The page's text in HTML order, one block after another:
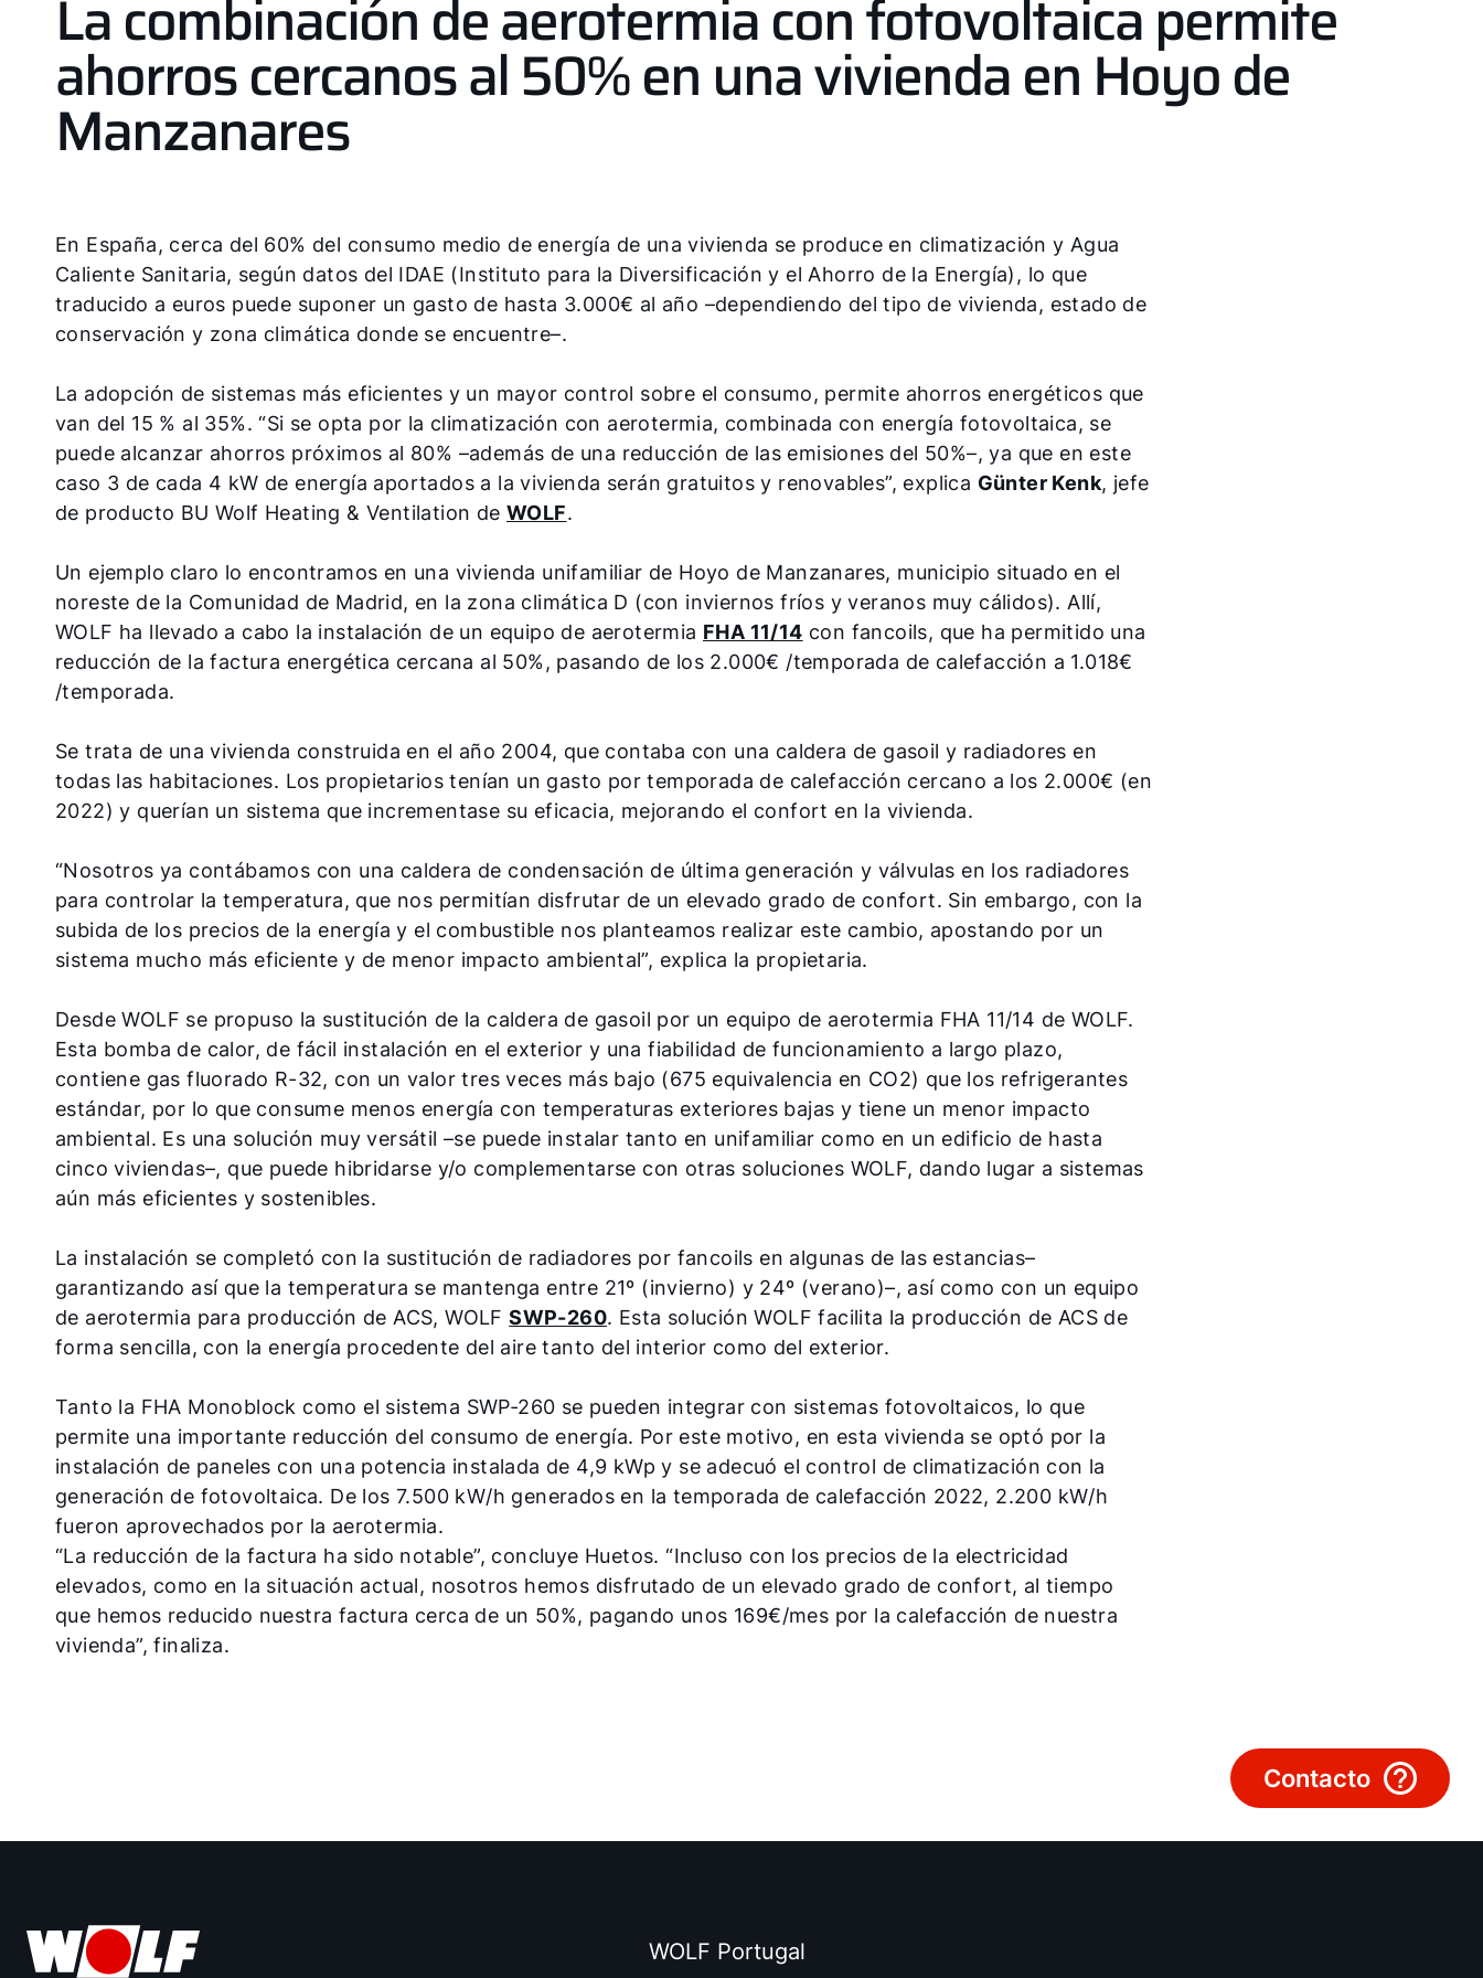
La combinación de aerotermia con fotovoltaica permite
ahorros cercanos al 50% en una vivienda en Hoyo de
Manzanares
En España, cerca del 60% del consumo medio de energía de una vivienda se produce en climatización y Agua
Caliente Sanitaria, según datos del IDAE (Instituto para la Diversificación y el Ahorro de la Energía), lo que
traducido a euros puede suponer un gasto de hasta 3.000€ al año –dependiendo del tipo de vivienda, estado de
conservación y zona climática donde se encuentre–.
La adopción de sistemas más eficientes y un mayor control sobre el consumo, permite ahorros energéticos que
van del 15 % al 35%. “Si se opta por la climatización con aerotermia, combinada con energía fotovoltaica, se
puede alcanzar ahorros próximos al 80% –además de una reducción de las emisiones del 50%–, ya que en este
caso 3 de cada 4 kW de energía aportados a la vivienda serán gratuitos y renovables”, explica Günter Kenk, jefe
de producto BU Wolf Heating & Ventilation de WOLF.
Un ejemplo claro lo encontramos en una vivienda unifamiliar de Hoyo de Manzanares, municipio situado en el
noreste de la Comunidad de Madrid, en la zona climática D (con inviernos fríos y veranos muy cálidos). Allí,
WOLF ha llevado a cabo la instalación de un equipo de aerotermia FHA 11/14 con fancoils, que ha permitido una
reducción de la factura energética cercana al 50%, pasando de los 2.000€ /temporada de calefacción a 1.018€
/temporada.
Se trata de una vivienda construida en el año 2004, que contaba con una caldera de gasoil y radiadores en
todas las habitaciones. Los propietarios tenían un gasto por temporada de calefacción cercano a los 2.000€ (en
2022) y querían un sistema que incrementase su eficacia, mejorando el confort en la vivienda.
“Nosotros ya contábamos con una caldera de condensación de última generación y válvulas en los radiadores
para controlar la temperatura, que nos permitían disfrutar de un elevado grado de confort. Sin embargo, con la
subida de los precios de la energía y el combustible nos planteamos realizar este cambio, apostando por un
sistema mucho más eficiente y de menor impacto ambiental”, explica la propietaria.
Desde WOLF se propuso la sustitución de la caldera de gasoil por un equipo de aerotermia FHA 11/14 de WOLF.
Esta bomba de calor, de fácil instalación en el exterior y una fiabilidad de funcionamiento a largo plazo,
contiene gas fluorado R-32, con un valor tres veces más bajo (675 equivalencia en CO2) que los refrigerantes
estándar, por lo que consume menos energía con temperaturas exteriores bajas y tiene un menor impacto
ambiental. Es una solución muy versátil –se puede instalar tanto en unifamiliar como en un edificio de hasta
cinco viviendas–, que puede hibridarse y/o complementarse con otras soluciones WOLF, dando lugar a sistemas
aún más eficientes y sostenibles.
La instalación se completó con la sustitución de radiadores por fancoils en algunas de las estancias–
garantizando así que la temperatura se mantenga entre 21º (invierno) y 24º (verano)–, así como con un equipo
de aerotermia para producción de ACS, WOLFSWP-260. Esta solución WOLF facilita la producción de ACS de
forma sencilla, con la energía procedente del aire tanto del interior como del exterior.
Tanto la FHA Monoblock como el sistema SWP-260 se pueden integrar con sistemas fotovoltaicos, lo que
permite una importante reducción del consumo de energía. Por este motivo, en esta vivienda se optó por la
instalación de paneles con una potencia instalada de 4,9 kWp y se adecuó el control de climatización con la
generación de fotovoltaica. De los 7.500 kW/h generados en la temporada de calefacción 2022, 2.200 kW/h
fueron aprovechados por la aerotermia.
“La reducción de la factura ha sido notable”, concluye Huetos. “Incluso con los precios de la electricidad
elevados, como en la situación actual, nosotros hemos disfrutado de un elevado grado de confort, al tiempo
que hemos reducido nuestra factura cerca de un 50%, pagando unos 169€/mes por la calefacción de nuestra
vivienda”, finaliza.
WOLF Portugal
Como podemos ajudá-lo?
Ligações importantes
Contacto